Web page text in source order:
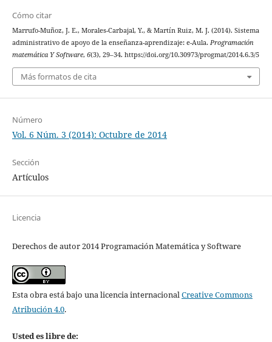
Cómo citar
Marrufo-Muñoz, J. E., Morales-Carbajal, Y., & Martín Ruiz, M. J. (2014). Sistema
administrativo de apoyo de la enseñanza-aprendizaje: e-Aula. Programación
matemática Y Software, 6(3), 29–34. https://doi.org/10.30973/progmat/2014.6.3/5
Más formatos de cita
Número
Vol. 6 Núm. 3 (2014): Octubre de 2014
Sección
Artículos
Licencia
Derechos de autor 2014 Programación Matemática y Software
Esta obra está bajo una licencia internacionalCreative Commons
Atribución 4.0.
Usted es libre de: